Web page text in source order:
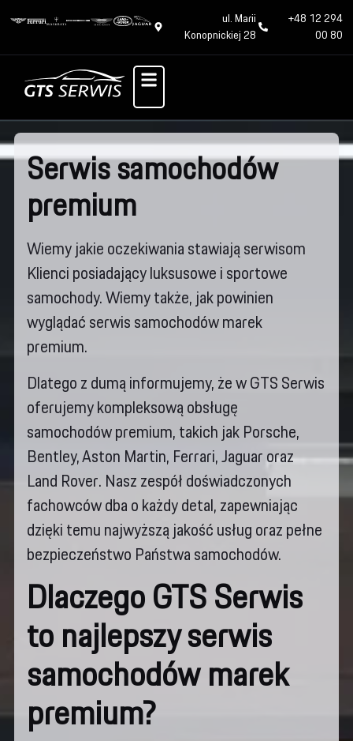
ul. Marii
Konopnickiej 28
+48 12 294
00 80
Serwis samochodów
premium
Wiemy jakie oczekiwania stawiają serwisom
Klienci posiadający luksusowe i sportowe
samochody. Wiemy także, jak powinien
wyglądać serwis samochodów marek
premium.
Dlatego z dumą informujemy, że w GTS Serwis
oferujemy kompleksową obsługę
samochodów premium, takich jak Porsche,
Bentley, Aston Martin, Ferrari, Jaguar oraz
Land Rover. Nasz zespół doświadczonych
fachowców dba o każdy detal, zapewniając
dzięki temu najwyższą jakość usług oraz pełne
bezpieczeństwo Państwa samochodów.
Dlaczego GTS Serwis
to najlepszy serwis
samochodów marek
premium?